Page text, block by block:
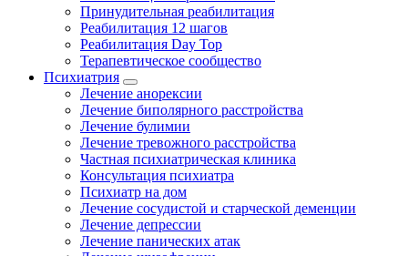
Принудительная реабилитация
Реабилитация 12 шагов
Реабилитация Day Top
Терапевтическое сообщество
Психиатрия
Лечение анорексии
Лечение биполярного расстройства
Лечение булимии
Лечение тревожного расстройства
Частная психиатрическая клиника
Консультация психиатра
Психиатр на дом
Лечение сосудистой и старческой деменции
Лечение депрессии
Лечение панических атак